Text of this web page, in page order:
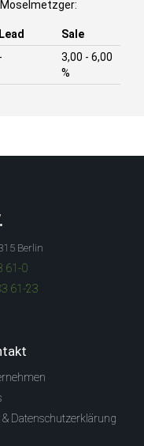
Lead
Sale
-
3,00 - 6,00
%
Berlin
61-0
61-23
& Datenschutzerklärung